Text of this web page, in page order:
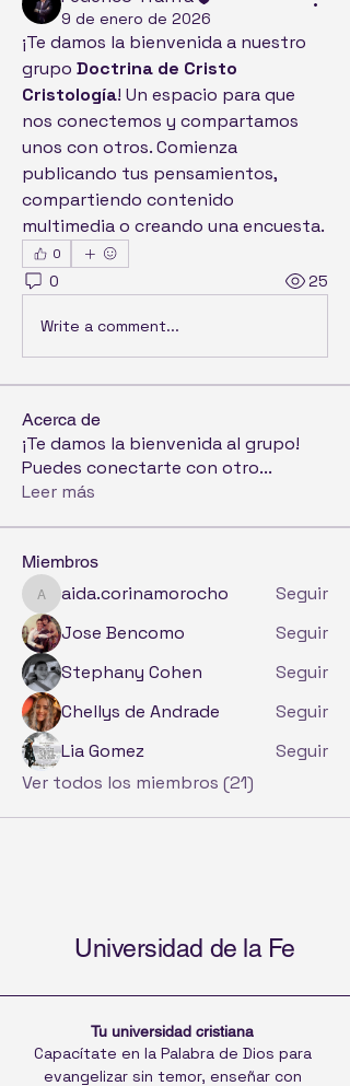
9 de enero de 2026
¡Te damos la bienvenida a nuestro
grupo Doctrina de Cristo
Cristología! Un espacio para que
nos conectemos y compartamos
unos con otros. Comienza
publicando tus pensamientos,
compartiendo contenido
multimedia o creando una encuesta.
0
0 25
Write a comment...
Acerca de
¡Te damos la bienvenida al grupo!
Puedes conectarte con otro...
Leer más
Miembros
aida.corinamorocho
aida.corinamorocho
Seguir
Jose Bencomo
Seguir
Stephany Cohen
Seguir
Chellys de Andrade
Seguir
Lia Gomez
Seguir
Ver todos los miembros (21)
Universidad de la Fe
Tu universidad cristiana
Capacítate en la Palabra de Dios para
evangelizar sin temor, enseñar con